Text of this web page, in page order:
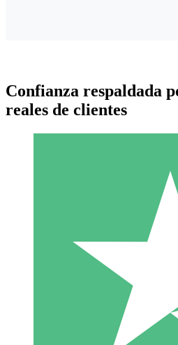
Paquetes de
Paga según el uso con créditos de
10 00
Confianza respaldada
reales de clientes